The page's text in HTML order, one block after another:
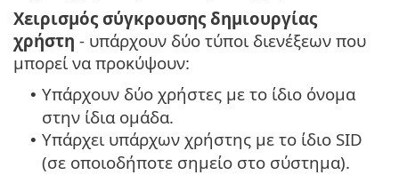
Χειρισμός σύγκρουσης δημιουργίας
χρήστη - υπάρχουν δύο τύποι διενέξεων που
μπορεί να προκύψουν:
• Υπάρχουν δύο χρήστες με το ίδιο όνομα
στην ίδια ομάδα.
• Υπάρχει υπάρχων χρήστης με το ίδιο SID
(σε οποιοδήποτε σημείο στο σύστημα).